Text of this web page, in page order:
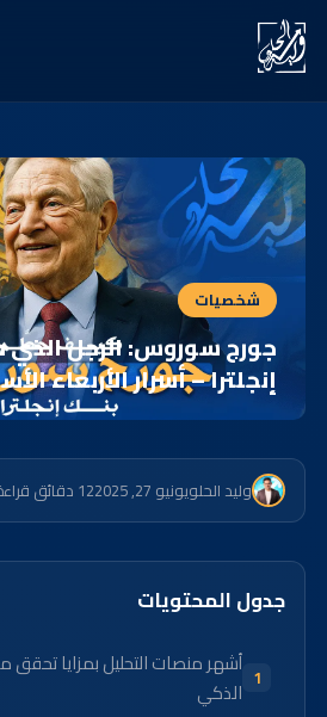
شخصيات
جورج سوروس: الرجل
إنجلترا – أسرار الأربعاء
وليد الحلويونيو 27, 2025 12 دقائق قراءة
جدول المحتويات
أشهر منصات التحليل بمزايا تحقق
الذكي